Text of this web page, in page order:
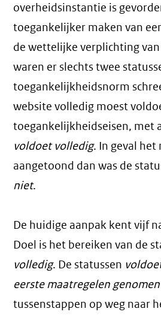
overheidsinstantie is
toegankelijker maken van
de wettelijke verplichting
waren er slechts twee
toegankelijkheidsnorm
website volledig moest
toegankelijkheidseisen, met
voldoet volledig. In geval
aangetoond dan was de
niet.
De huidige aanpak kent vijf
Doel is het bereiken van de
volledig. De statussen
eerste maatregelen genomen
tussenstappen op weg naar